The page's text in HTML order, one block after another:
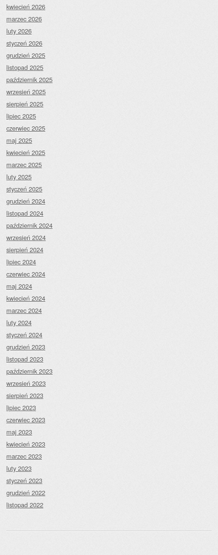
kwiecień 2026
marzec 2026
luty 2026
styczeń 2026
grudzień 2025
listopad 2025
październik 2025
wrzesień 2025
sierpień 2025
lipiec 2025
czerwiec 2025
maj 2025
kwiecień 2025
marzec 2025
luty 2025
styczeń 2025
grudzień 2024
listopad 2024
październik 2024
wrzesień 2024
sierpień 2024
lipiec 2024
czerwiec 2024
maj 2024
kwiecień 2024
marzec 2024
luty 2024
styczeń 2024
grudzień 2023
listopad 2023
październik 2023
wrzesień 2023
sierpień 2023
lipiec 2023
czerwiec 2023
maj 2023
kwiecień 2023
marzec 2023
luty 2023
styczeń 2023
grudzień 2022
listopad 2022